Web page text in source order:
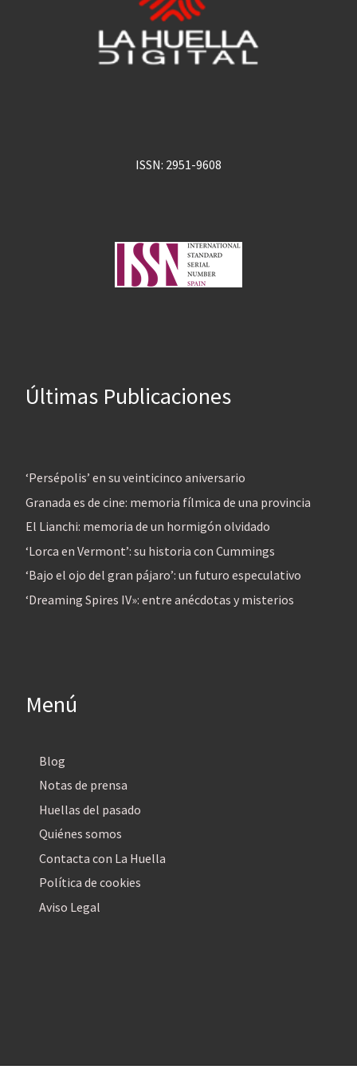
ISSN: 2951-9608
Últimas Publicaciones
‘Persépolis’ en su veinticinco aniversario
Granada es de cine: memoria fílmica de una provincia
El Lianchi: memoria de un hormigón olvidado
‘Lorca en Vermont’: su historia con Cummings
‘Bajo el ojo del gran pájaro’: un futuro especulativo
‘Dreaming Spires IV»: entre anécdotas y misterios
Menú
Blog
Notas de prensa
Huellas del pasado
Quiénes somos
Contacta con La Huella
Política de cookies
Aviso Legal